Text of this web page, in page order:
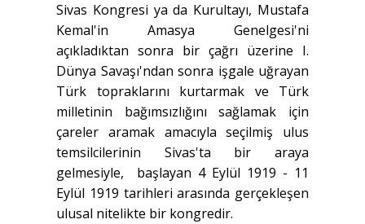
Sivas Kongresi ya da Kurultayı, Mustafa
Kemal'in Amasya Genelgesi'ni
açıkladıktan sonra bir çağrı üzerine I.
Dünya Savaşı'ndan sonra işgale uğrayan
Türk topraklarını kurtarmak ve Türk
milletinin bağımsızlığını sağlamak için
çareler aramak amacıyla seçilmiş ulus
temsilcilerinin Sivas'ta bir araya
gelmesiyle, başlayan 4 Eylül 1919 - 11
Eylül 1919 tarihleri arasında gerçekleşen
ulusal nitelikte bir kongredir.